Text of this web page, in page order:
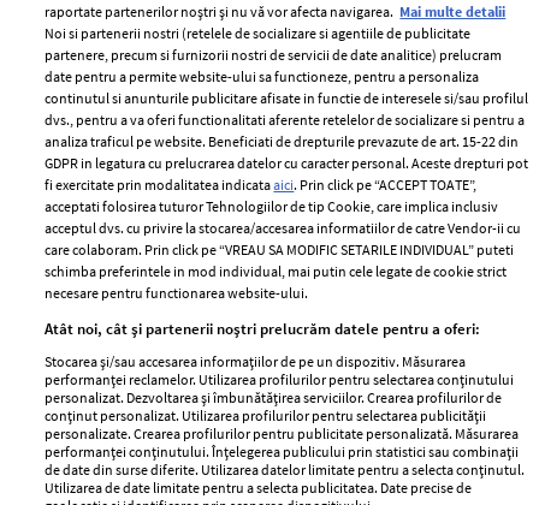
ELLE Style Awards
2024
Despre ELLE
Romania
Contact
Abonamente
Termeni si conditii
Politica de
confidențialitate
Politica de cookies
Publicitate
GSP
Unica
Baby
Retete
femei
Viva
Avantaje
Retete practice
raportate partenerilor noștri și nu vă vor afecta navigarea. Mai multe detalii
Noi si partenerii nostri (retelele de socializare si agentiile de publicitate
partenere, precum si furnizorii nostri de servicii de date analitice) prelucram
date pentru a permite website-ului sa functioneze, pentru a personaliza
continutul si anunturile publicitare afisate in functie de interesele si/sau profilul
dvs., pentru a va oferi functionalitati aferente retelelor de socializare si pentru a
analiza traficul pe website. Beneficiati de drepturile prevazute de art. 15-22 din
GDPR in legatura cu prelucrarea datelor cu caracter personal. Aceste drepturi pot
fi exercitate prin modalitatea indicataaici. Prin click pe “ACCEPT TOATE”,
acceptati folosirea tuturor Tehnologiilor de tip Cookie, care implica inclusiv
acceptul dvs. cu privire la stocarea/accesarea informatiilor de catre Vendor-ii cu
care colaboram. Prin click pe “VREAU SA MODIFIC SETARILE INDIVIDUAL” puteti
schimba preferintele in mod individual, mai putin cele legate de cookie strict
necesare pentru functionarea website-ului.
Atât noi, cât și partenerii noștri prelucrăm datele pentru a oferi:
Stocarea și/sau accesarea informațiilor de pe un dispozitiv. Măsurarea
performanței reclamelor. Utilizarea profilurilor pentru selectarea conținutului
personalizat. Dezvoltarea și îmbunătățirea serviciilor. Crearea profilurilor de
conținut personalizat. Utilizarea profilurilor pentru selectarea publicității
personalizate. Crearea profilurilor pentru publicitate personalizată. Măsurarea
performanței conținutului. Înțelegerea publicului prin statistici sau combinații
de date din surse diferite. Utilizarea datelor limitate pentru a selecta conținutul.
Utilizarea de date limitate pentru a selecta publicitatea. Date precise de